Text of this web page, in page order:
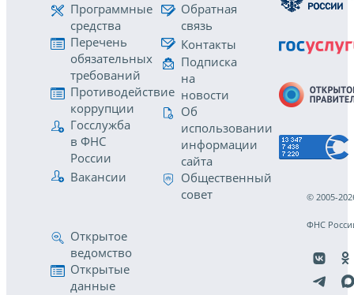
Программные
средства
Перечень
обязательных
требований
Противодействие
коррупции
Госслужба
в ФНС
России
Вакансии
Обратная
связь
Контакты
Подписка
на
новости
Об
использовании
информации
сайта
Общественный
совет
Открытое
ведомство
Открытые
данные
© 2005-
ФНС